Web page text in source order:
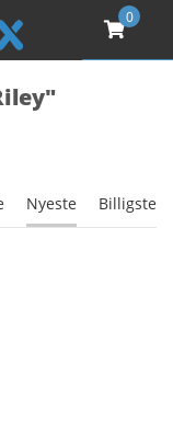
0
Nyeste Billigste